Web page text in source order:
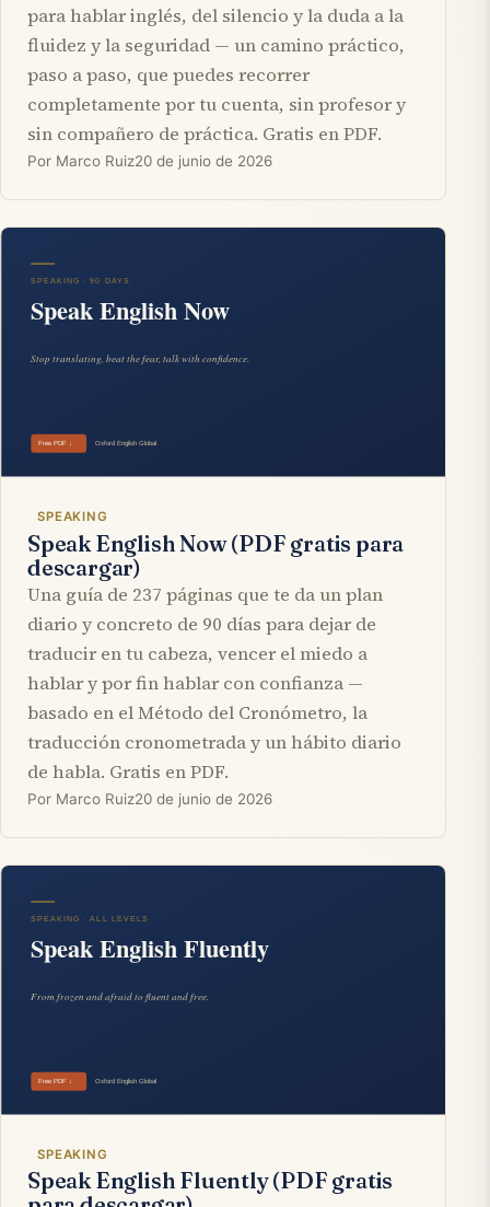
para hablar inglés, del silencio y la duda a la
fluidez y la seguridad — un camino práctico,
paso a paso, que puedes recorrer
completamente por tu cuenta, sin profesor y
sin compañero de práctica. Gratis en PDF.
Por Marco Ruiz20 de junio de 2026
SPEAKING
Speak English Now (PDF gratis para
descargar)
Una guía de 237 páginas que te da un plan
diario y concreto de 90 días para dejar de
traducir en tu cabeza, vencer el miedo a
hablar y por fin hablar con confianza —
basado en el Método del Cronómetro, la
traducción cronometrada y un hábito diario
de habla. Gratis en PDF.
Por Marco Ruiz20 de junio de 2026
SPEAKING
Speak English Fluently (PDF gratis